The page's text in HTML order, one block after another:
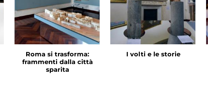
Roma si trasforma:
frammenti dalla città
sparita
I volti e le storie